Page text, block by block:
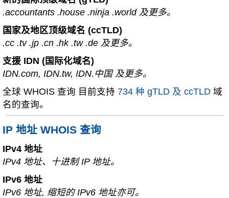
.accountants .house .ninja .world 及更多。
国家及地区顶级域名 (ccTLD)
.cc .tv .jp .cn .hk .tw .de 及更多。
支援 IDN (国际化域名)
IDN.com, IDN.tw, IDN.中国 及更多。
全球 WHOIS 查询 目前支持 734 种 gTLD 及 ccTLD 域
名的查询。
IP 地址 WHOIS 查询
IPv4 地址
IPv4 地址、十进制 IP 地址。
IPv6 地址
IPv6 地址, 缩短的 IPv6 地址亦可。